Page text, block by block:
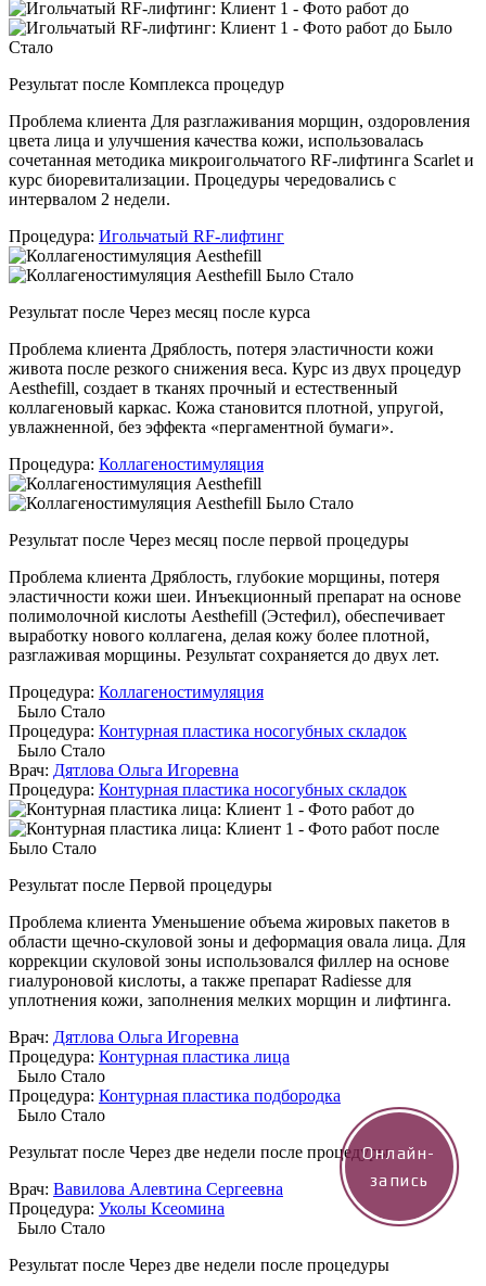
Было
Стало
Результат после Комплекса процедур
Проблема клиента Для разглаживания морщин, оздоровления
цвета лица и улучшения качества кожи, использовалась
сочетанная методика микроигольчатого RF-лифтинга Scarlet и
курс биоревитализации. Процедуры чередовались с
интервалом 2 недели.
Процедура: Игольчатый RF-лифтинг
Было Стало
Результат после Через месяц после курса
Проблема клиента Дряблость, потеря эластичности кожи
живота после резкого снижения веса. Курс из двух процедур
Аesthefill, создает в тканях прочный и естественный
коллагеновый каркас. Кожа становится плотной, упругой,
увлажненной, без эффекта «пергаментной бумаги».
Процедура: Коллагеностимуляция
Было Стало
Результат после Через месяц после первой процедуры
Проблема клиента Дряблость, глубокие морщины, потеря
эластичности кожи шеи. Инъекционный препарат на основе
полимолочной кислоты Аesthefill (Эстефил), обеспечивает
выработку нового коллагена, делая кожу более плотной,
разглаживая морщины. Результат сохраняется до двух лет.
Процедура: Коллагеностимуляция
Было Стало
Процедура: Контурная пластика носогубных складок
Было Стало
Врач: Дятлова Ольга Игоревна
Процедура: Контурная пластика носогубных складок
Было Стало
Результат после Первой процедуры
Проблема клиента Уменьшение объема жировых пакетов в
области щечно-скуловой зоны и деформация овала лица. Для
коррекции скуловой зоны использовался филлер на основе
гиалуроновой кислоты, а также препарат Radiesse для
уплотнения кожи, заполнения мелких морщин и лифтинга.
Врач: Дятлова Ольга Игоревна
Процедура: Контурная пластика лица
Было Стало
Процедура: Контурная пластика подбородка
Было Стало
Результат после Через две недели после процедуры
Врач: Вавилова Алевтина Сергеевна
Процедура: Уколы Ксеомина
Было Стало
Результат после Через две недели после процедуры
Онлайн-
запись